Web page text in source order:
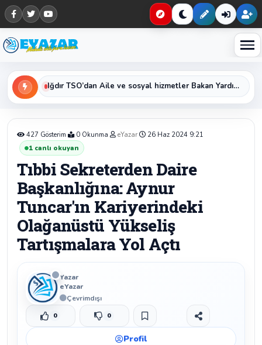
Haberleri keşfet
Iğdır Kredi ve Yurtlar Müdürü Erol Bayat’tan Kurban Bayramı Mesajı
427 Gösterim 0 Okunma eYazar
26 Haz 2024 9:21
1 canlı okuyan
Tıbbi Sekreterden Daire
Başkanlığına: Aynur
Tuncar'ın Kariyerindeki
Olağanüstü Yükseliş
Tartışmalara Yol Açtı
Yazar
eYazar
Çevrimdışı
Beğen
0 Beğenmeme
0 Yer İmi
Paylaş
Profil